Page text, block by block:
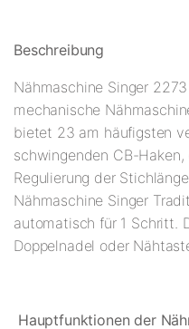
Beschreibung
Nähmaschine Singer
mechanische
bietet 23 am häufigsten
schwingenden CB-
Regulierung der
Nähmaschine Singer
automatisch für 1 Schritt.
Doppelnadel oder
Hauptfunktionen der